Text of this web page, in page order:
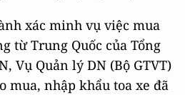
xác minh vụ việc mua
từ Trung Quốc của Tổng
Vụ Quản lý DN (Bộ GTVT)
mua, nhập khẩu toa xe đã